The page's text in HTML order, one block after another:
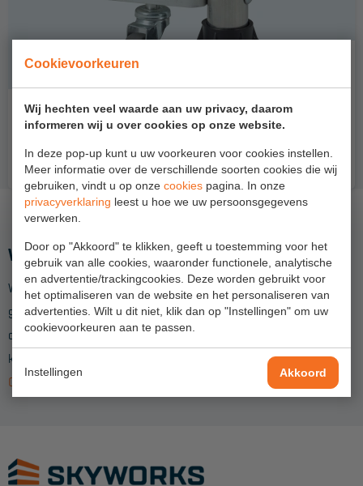
Cookievoorkeuren
Wij hechten veel waarde aan uw privacy, daarom
informeren wij u over cookies op onze website.
In deze pop-up kunt u uw voorkeuren voor cookies instellen.
Meer informatie over de verschillende soorten cookies die wij
gebruiken, vindt u op onze cookies pagina. In onze
privacyverklaring leest u hoe we uw persoonsgegevens
verwerken.
Door op "Akkoord" te klikken, geeft u toestemming voor het
gebruik van alle cookies, waaronder functionele, analytische
en advertentie/trackingcookies. Deze worden gebruikt voor
het optimaliseren van de website en het personaliseren van
advertenties. Wilt u dit niet, klik dan op "Instellingen" om uw
cookievoorkeuren aan te passen.
Instellingen Akkoord
Telescoop hoogwerkers
Spinhoogwerkers
Schaarhoogwerkers
Masthoogwerkers
Autohoogwerkers
Project toepassingen
Laagbouw
Hoogbouw
Industrie
KEURING
WIELSET TBV WERKBORDES
Meer info
We helpen je graag verder
Weet je nog niet precies welke accessoires je het best kan
gebruiken voor je trap of werkbordes? Neem dancontactop met
onze service afdeling voor een persoonlijk advies. Tijdens
kantooruren kan je ook bellen met onze service afdeling010 - 514
00 75